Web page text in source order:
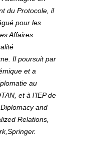
du Protocole, il
pour les
Affaires
Il poursuit par
et a
au
et à l’IEP de
and
Relations,